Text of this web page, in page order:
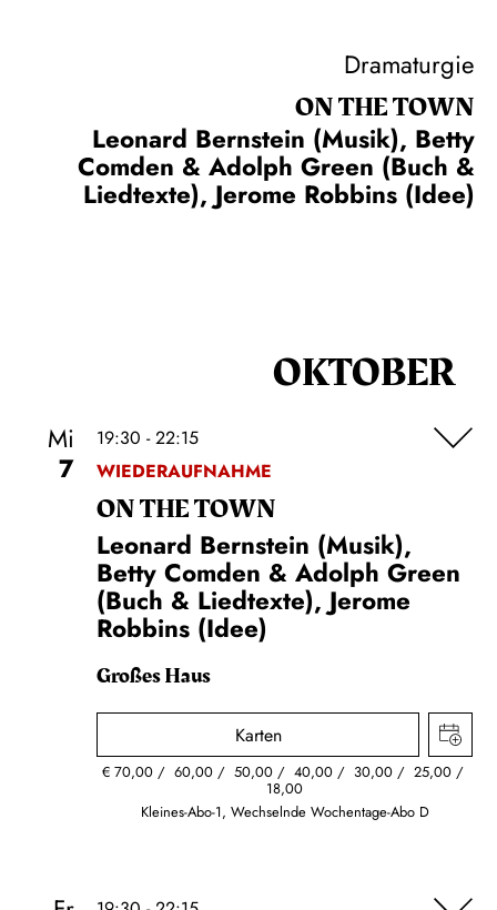
Dramaturgie
ON THE TOWN
Leonard Bernstein (Musik), Betty
Comden & Adolph Green (Buch &
Liedtexte), Jerome Robbins (Idee)
OKTOBER
Mi
7
19:30 - 22:15
WIEDERAUFNAHME
ON THE TOWN
Leonard Bernstein (Musik),
Betty Comden & Adolph Green
(Buch & Liedtexte), Jerome
Robbins (Idee)
Großes Haus
Karten
€ 70,00 60,00 50,00 40,00 30,00 25,00
18,00
Kleines-Abo-1, Wechselnde Wochentage-Abo D